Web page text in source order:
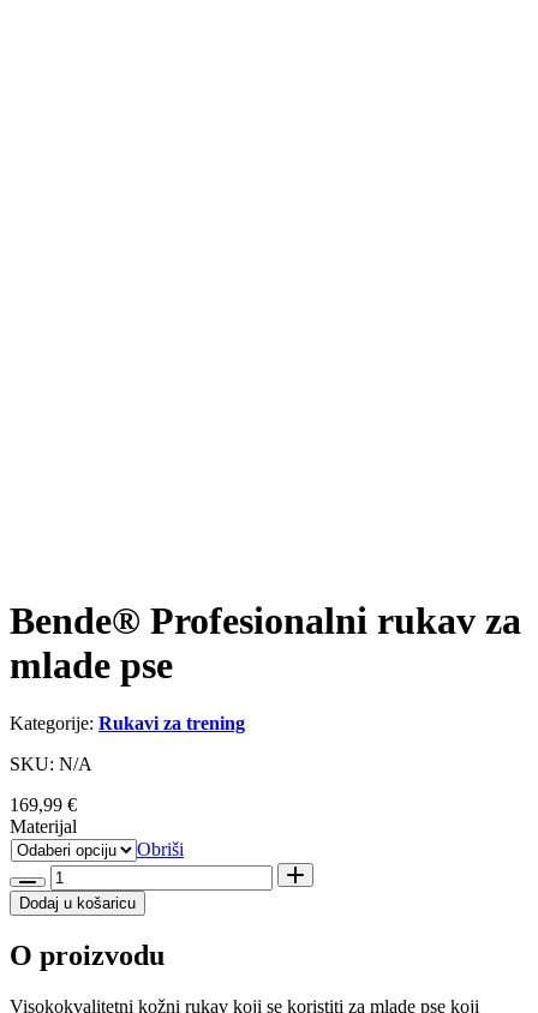
Bende® Profesionalni rukav za
mlade pse
Kategorije: Rukavi za trening
SKU: N/A
169,99 €
Materijal
Obriši
Bende®
Profesionalni
rukav
mlade
količina
Dodaj u košaricu
O proizvodu
Visokokvalitetni kožni rukav koji se koristiti za mlade pse koji